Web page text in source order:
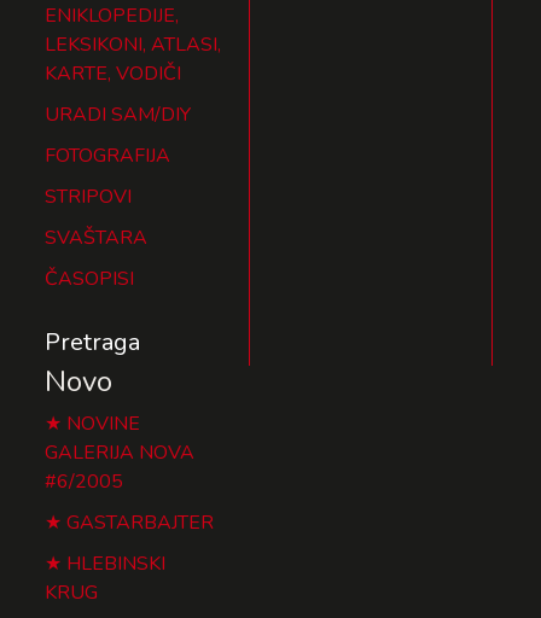
ENIKLOPEDIJE,
LEKSIKONI, ATLASI,
KARTE, VODIČI
URADI SAM/DIY
FOTOGRAFIJA
STRIPOVI
SVAŠTARA
ČASOPISI
Pretraga
Novo
NOVINE
GALERIJA NOVA
#6/2005
GASTARBAJTER
HLEBINSKI
KRUG